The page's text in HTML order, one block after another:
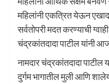
महिलांनी एकत्रित येऊन
सर्वतोपरी मदत करण्याची
चंद्रकांतदादा पाटील यांनी
नामदार चंद्रकांतदादा पाटील
दुर्गम भागातील मुली आणि